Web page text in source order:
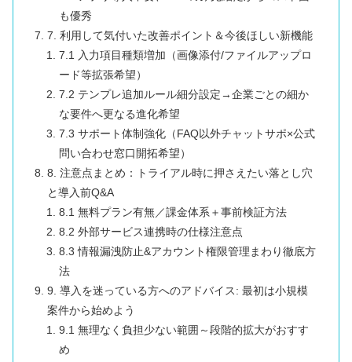
も優秀
7. 利用して気付いた改善ポイント＆今後ほしい新機能
7.1 入力項目種類増加（画像添付/ファイルアップロ
ード等拡張希望）
7.2 テンプレ追加ルール細分設定→企業ごとの細か
な要件へ更なる進化希望
7.3 サポート体制強化（FAQ以外チャットサポ×公式
問い合わせ窓口開拓希望）
8. 注意点まとめ：トライアル時に押さえたい落とし穴
と導入前Q&A
8.1 無料プラン有無／課金体系＋事前検証方法
8.2 外部サービス連携時の仕様注意点
8.3 情報漏洩防止&アカウント権限管理まわり徹底方
法
9. 導入を迷っている方へのアドバイス: 最初は小規模
案件から始めよう
9.1 無理なく負担少ない範囲～段階的拡大がおすす
め